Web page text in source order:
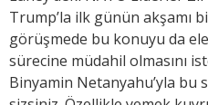
Trump’la ilk günün akşamı
görüşmede bu konuyu da
sürecine müdahil olmasını
Binyamin Netanyahu’yla bu